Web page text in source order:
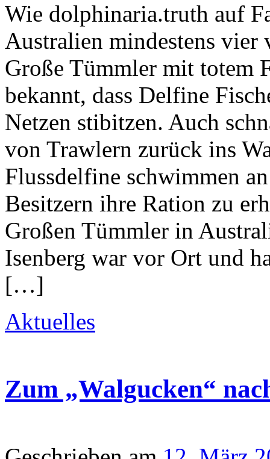
Wie dolphinaria.truth auf
Australien mindestens vier
Große Tümmler mit totem
bekannt, dass Delfine
Netzen stibitzen. Auch
von Trawlern zurück ins
Flussdelfine schwimmen
Besitzern ihre Ration zu
Großen Tümmler in
Isenberg war vor Ort und
[…]
Aktuelles
Zum „Walgucken“